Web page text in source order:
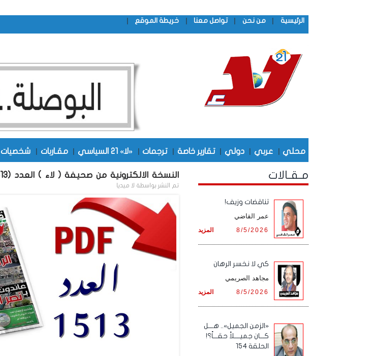
الرئيسية | من نحن | تواصل معنا | خريطة الموقع |
محلي | عربي | دولي | تقارير خاصة | ترجمات | «لا» 21 السياسي | مقـاربات | شخصيات
النسخة الالكترونية من صحيفة ( لاء ) العدد (1513) PDF
تم النشر بواسطة لا ميديا
مـقـالات
تناقضات وزيف!
عمر القاضي
المزيد 8/5/2026
كي لا نخسر الرهان
مجاهد الصريمي
المزيد 8/5/2026
«الزمن الجميل».. هـــل
كـــان جميــــلاً حقـــاً؟!
الحلقة 154